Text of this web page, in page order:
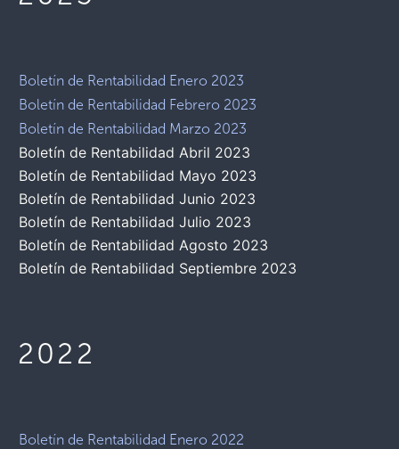
Boletín de Rentabilidad Enero 2023
Boletín de Rentabilidad Febrero 2023
Boletín de Rentabilidad Marzo 2023
Boletín de Rentabilidad Abril 2023
Boletín de Rentabilidad Mayo 2023
Boletín de Rentabilidad Junio 2023
Boletín de Rentabilidad Julio 2023
Boletín de Rentabilidad Agosto 2023
Boletín de Rentabilidad Septiembre 2023
2022
Boletín de Rentabilidad Enero 2022